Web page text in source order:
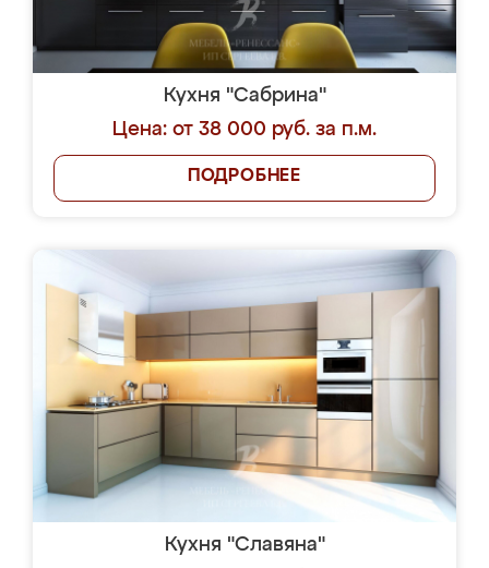
Кухня "Сабрина"
Цена: от 38 000 руб. за п.м.
ПОДРОБНЕЕ
Кухня "Славяна"